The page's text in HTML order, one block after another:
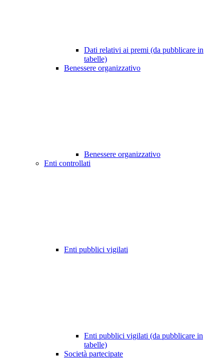
Dati relativi ai premi (da pubblicare in
tabelle)
Benessere organizzativo
Benessere organizzativo
Enti controllati
Enti pubblici vigilati
Enti pubblici vigilati (da pubblicare in
tabelle)
Società partecipate